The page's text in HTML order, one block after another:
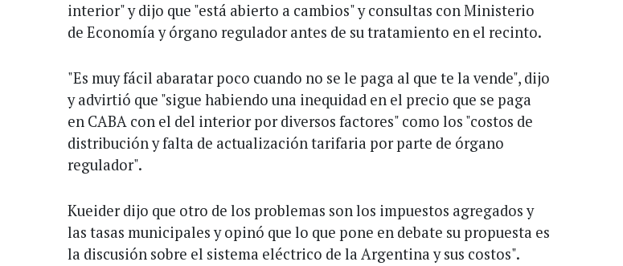
interior" y dijo que "está abierto a cambios" y consultas con Ministerio
de Economía y órgano regulador antes de su tratamiento en el recinto.
"Es muy fácil abaratar poco cuando no se le paga al que te la vende", dijo
y advirtió que "sigue habiendo una inequidad en el precio que se paga
en CABA con el del interior por diversos factores" como los "costos de
distribución y falta de actualización tarifaria por parte de órgano
regulador".
Kueider dijo que otro de los problemas son los impuestos agregados y
las tasas municipales y opinó que lo que pone en debate su propuesta es
la discusión sobre el sistema eléctrico de la Argentina y sus costos".